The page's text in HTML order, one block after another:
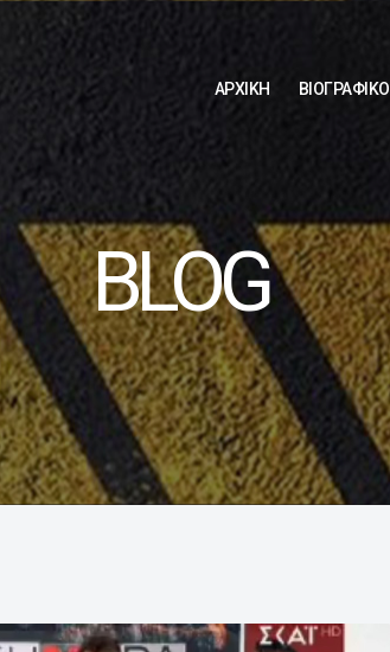
ΑΡΧΙΚΗ ΒΙΟΓΡΑΦΙΚΟ
BLOG